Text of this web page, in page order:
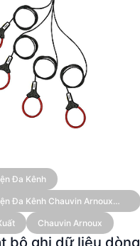
Đa Kênh
Đa Kênh Chauvin Arnoux
Chauvin Arnoux
bộ ghi dữ liệu dòng